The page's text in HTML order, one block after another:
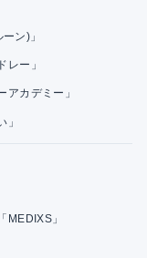
ン)」
ー」
カデミー」
MEDIXS」